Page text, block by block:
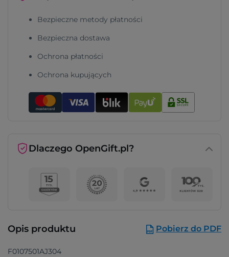
Bezpieczne metody płatności
Bezpieczna dostawa
Ochrona płatności
Ochrona kupujących
Dlaczego OpenGift.pl?
Opis produktu Pobierz do PDF
F0107501AJ304